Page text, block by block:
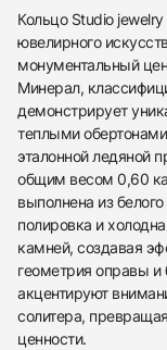
438
285
145
142
205
204
195
150
6
Кольцо Studio
ювелирного
монументальный
Минерал,
демонстрирует
теплыми
эталонной ледяной
общим весом 0,60
выполнена из
полировка и
камней, создавая
геометрия оправы и
акцентируют
солитера,
ценности.